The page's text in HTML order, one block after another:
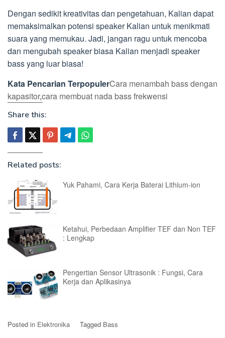
Dengan sedikit kreativitas dan pengetahuan, Kalian dapat
memaksimalkan potensi speaker Kalian untuk menikmati
suara yang memukau. Jadi, jangan ragu untuk mencoba
dan mengubah speaker biasa Kalian menjadi speaker
bass yang luar biasa!
Kata Pencarian TerpopulerCara menambah bass dengan
kapasitor,cara membuat nada bass frekwensi
Share this:
Related posts:
Yuk Pahami, Cara Kerja Baterai Lithium-ion
Ketahui, Perbedaan Amplifier TEF dan Non TEF
: Lengkap
Pengertian Sensor Ultrasonik : Fungsi, Cara
Kerja dan Aplikasinya
Posted in Elektronika Tagged Bass